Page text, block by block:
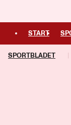
START
TIPSA
SPORTBLADET